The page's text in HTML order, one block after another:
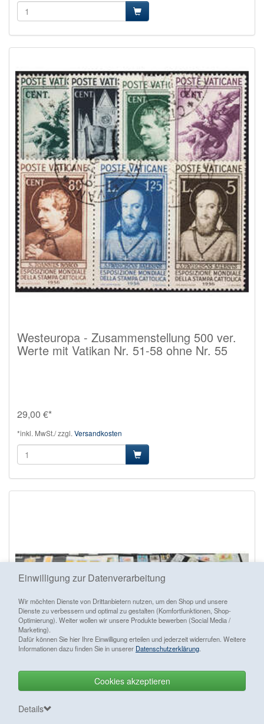
Einwilligung zur Datenverarbeitung
Wir möchten Dienste von Drittanbietern nutzen, um den Shop und unsere
Dienste zu verbessern und optimal zu gestalten (Komfortfunktionen, Shop-
Optimierung). Weiter wollen wir unsere Produkte bewerben (Social Media /
Marketing).
Dafür können Sie hier Ihre Einwilligung erteilen und jederzeit widerrufen. Weitere
Informationen dazu finden Sie in unserer Datenschutzerklärung
Cookies akzeptieren
Details
Westeuropa - Zusammenstellung 500 ver.
Werte mit Vatikan Nr. 51-58 ohne Nr. 55
29,00 €*
*inkl. MwSt./ zzgl. Versandkosten